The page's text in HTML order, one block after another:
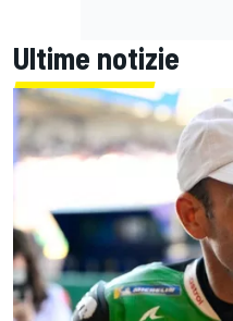
Ultime notizie